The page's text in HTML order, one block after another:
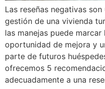
Las reseñas negativas
gestión de una vivienda
las manejas puede
oportunidad de mejora y
parte de futuros
ofrecemos 5
adecuadamente a una